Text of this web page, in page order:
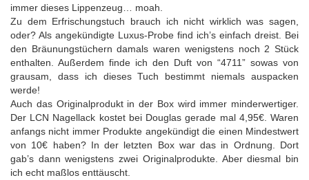
immer dieses Lippenzeug… moah.
Zu dem Erfrischungstuch brauch ich nicht wirklich was sagen,
oder? Als angekündigte Luxus-Probe find ich’s einfach dreist. Bei
den Bräunungstüchern damals waren wenigstens noch 2 Stück
enthalten. Außerdem finde ich den Duft von “4711” sowas von
grausam, dass ich dieses Tuch bestimmt niemals auspacken
werde!
Auch das Originalprodukt in der Box wird immer minderwertiger.
Der LCN Nagellack kostet bei Douglas gerade mal 4,95€. Waren
anfangs nicht immer Produkte angekündigt die einen Mindestwert
von 10€ haben? In der letzten Box war das in Ordnung. Dort
gab’s dann wenigstens zwei Originalprodukte. Aber diesmal bin
ich echt maßlos enttäuscht.